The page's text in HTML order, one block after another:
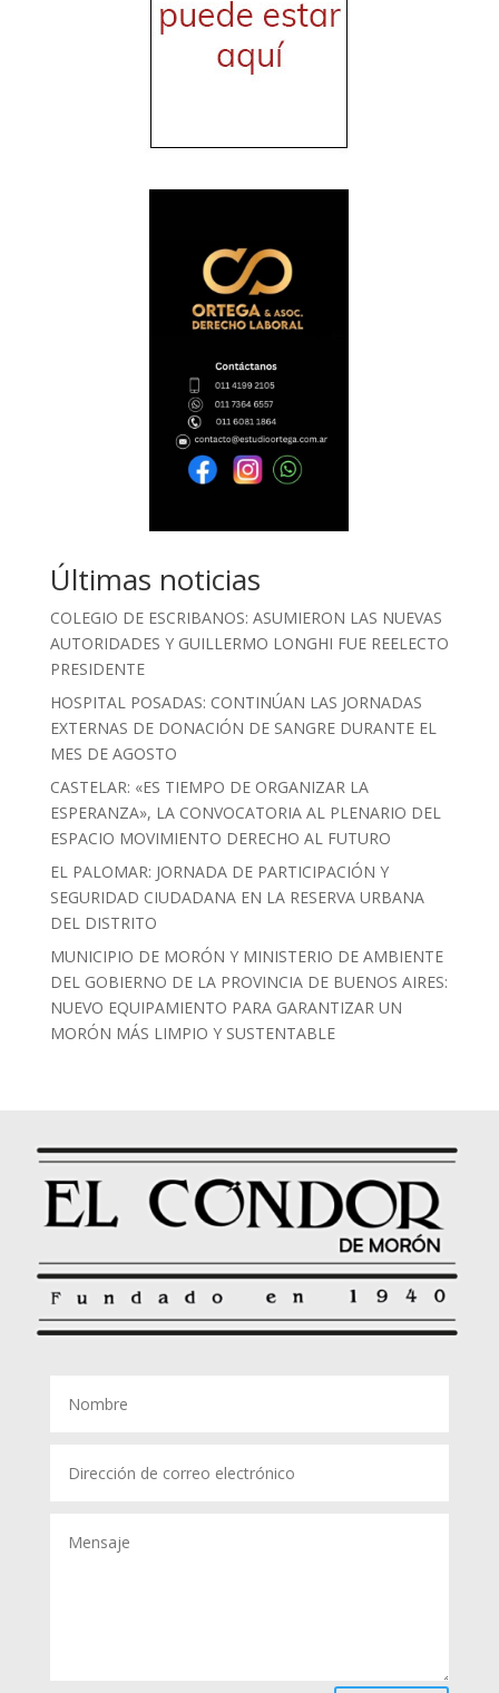
Últimas noticias
COLEGIO DE ESCRIBANOS: ASUMIERON LAS NUEVAS
AUTORIDADES Y GUILLERMO LONGHI FUE REELECTO
PRESIDENTE
HOSPITAL POSADAS: CONTINÚAN LAS JORNADAS
EXTERNAS DE DONACIÓN DE SANGRE DURANTE EL
MES DE AGOSTO
CASTELAR: «ES TIEMPO DE ORGANIZAR LA
ESPERANZA», LA CONVOCATORIA AL PLENARIO DEL
ESPACIO MOVIMIENTO DERECHO AL FUTURO
EL PALOMAR: JORNADA DE PARTICIPACIÓN Y
SEGURIDAD CIUDADANA EN LA RESERVA URBANA
DEL DISTRITO
MUNICIPIO DE MORÓN Y MINISTERIO DE AMBIENTE
DEL GOBIERNO DE LA PROVINCIA DE BUENOS AIRES:
NUEVO EQUIPAMIENTO PARA GARANTIZAR UN
MORÓN MÁS LIMPIO Y SUSTENTABLE